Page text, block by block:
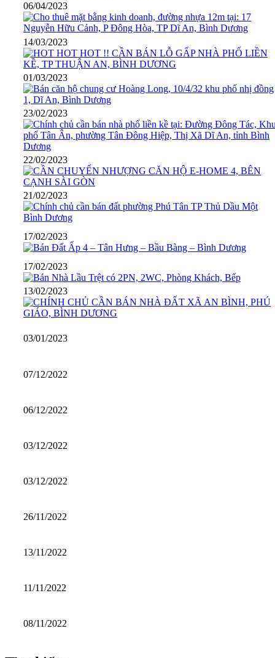
06/04/2023
14/03/2023
01/03/2023
23/02/2023
22/02/2023
21/02/2023
17/02/2023
17/02/2023
13/02/2023
03/01/2023
07/12/2022
06/12/2022
03/12/2022
03/12/2022
26/11/2022
13/11/2022
11/11/2022
08/11/2022